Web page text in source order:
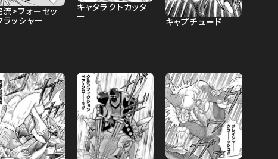
>フォーセッ
ラッシャー
キャタラクトカッタ
ー
キャプチュード